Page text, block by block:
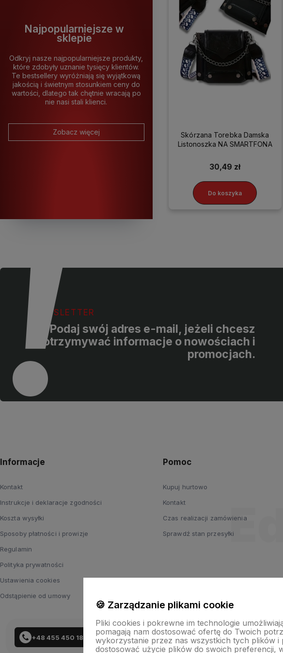
+48 455 450 183
Najpopularniejsze w
sklepie
Odkryj nasze najpopularniejsze produkty,
które zdobyły uznanie tysięcy klientów.
Te bestsellery wyróżniają się wyjątkową
jakością i świetnym stosunkiem ceny do
wartości, dlatego tak chętnie wracają po
nie nasi stali klienci.
Zobacz więcej
Skórzana Torebka Damska
Listonoszka NA SMARTFONA
30,49 zł
Do koszyka
NEWSLETTER
Podaj swój adres e-mail, jeżeli chcesz
otrzymywać informacje o nowościach i
promocjach.
Informacje
Kontakt
Instrukcje i deklaracje zgodności
Koszta wysyłki
Sposoby płatności i prowizje
Regulamin
Polityka prywatności
Ustawienia cookies
Odstąpienie od umowy
Pomoc
Kupuj hurtowo
Kontakt
Czas realizacji zamówienia
Sprawdź stan przesyłki
🍪 Zarządzanie plikami cookie
Pliki cookies i pokrewne im technologie
pomagają nam dostosować ofertę do Twoich
wykorzystanie przez nas wszystkich tych plików i
dostosować użycie plików do swoich preferencji,